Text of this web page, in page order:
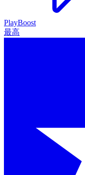
PlayBoost
最高